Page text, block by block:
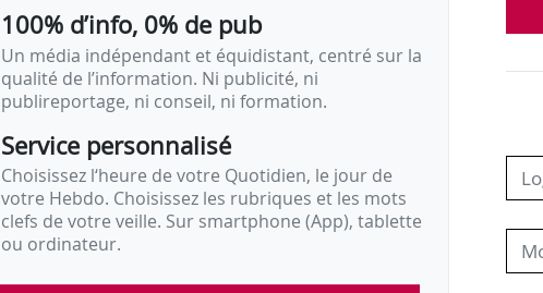
100% d’info, 0% de pub
Un média indépendant et équidistant, centré sur la
qualité de l’information. Ni publicité, ni
publireportage, ni conseil, ni formation.
Service personnalisé
Choisissez l‘heure de votre Quotidien, le jour de
votre Hebdo. Choisissez les rubriques et les mots
clefs de votre veille. Sur smartphone (App), tablette
ou ordinateur.